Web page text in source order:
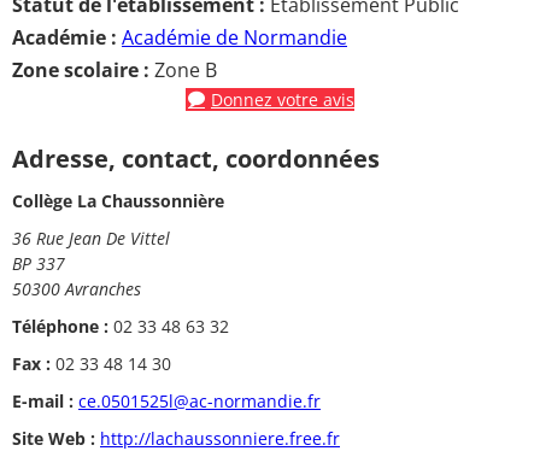
Académie : Académie de Normandie
Zone scolaire : Zone B
Donnez votre avis
Adresse, contact, coordonnées
Collège La Chaussonnière
36 Rue Jean De Vittel
BP 337
50300 Avranches
Téléphone : 02 33 48 63 32
Fax : 02 33 48 14 30
E-mail : ce.0501525l@ac-normandie.fr
Site Web : http://lachaussonniere.free.fr